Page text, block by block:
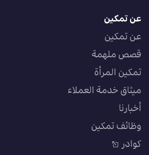
عن تمكين
عن تمكين
قصص ملهمة
تمكين المرأة
ميثاق خدمة العملاء
أخبارنا
وظائف تمكين
كوادر